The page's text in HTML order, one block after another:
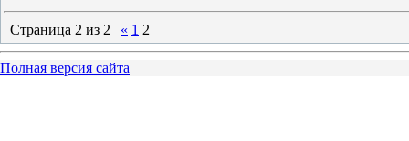
Страница 2 из 2 « 1 2
Полная версия сайта